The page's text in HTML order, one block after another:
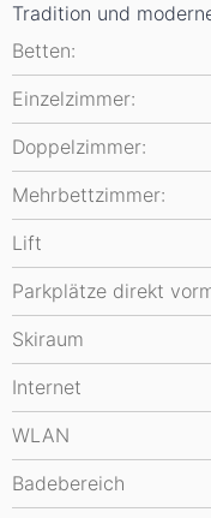
Tradition und
Betten:
Einzelzimmer:
Doppelzimmer:
Mehrbettzimmer:
Lift
Parkplätze direkt
Skiraum
Internet
WLAN
Badebereich